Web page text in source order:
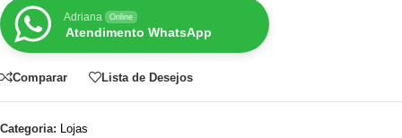
Adriana Online
Atendimento WhatsApp
Comparar Lista de Desejos
Categoria: Lojas